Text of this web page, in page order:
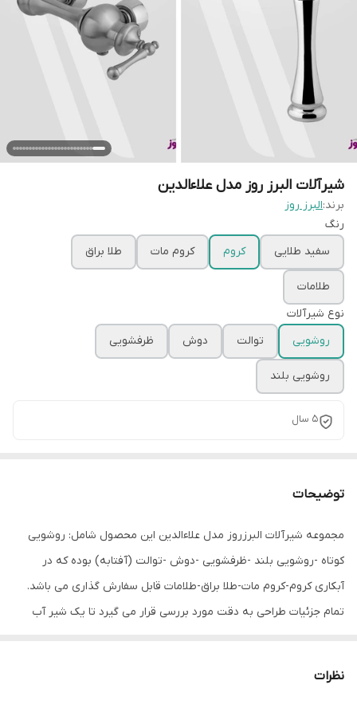
شیرآلات البرز روز مدل علاءالدین
برند:البرز روز
رنگ
سفید طلایی
کروم کروم مات طلا براق
طلامات
نوع شیرآلات
روشویی
توالت دوش ظرفشویی
روشویی بلند
5 سال
توضیحات
مجموعه شیرآلات البرزروز مدل علاءالدین این محصول شامل: روشویی
کوتاه -روشویی بلند -ظرفشویی -دوش -توالت (آفتابه) بوده که در
آبکاری کروم-کروم مات-طلا براق-طلامات قابل سفارش گذاری می باشد.
تمام جزئیات طراحی به دقت مورد بررسی قرار می گیرد تا یک شیر آب
نظرات